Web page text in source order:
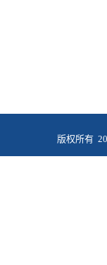
版权所有